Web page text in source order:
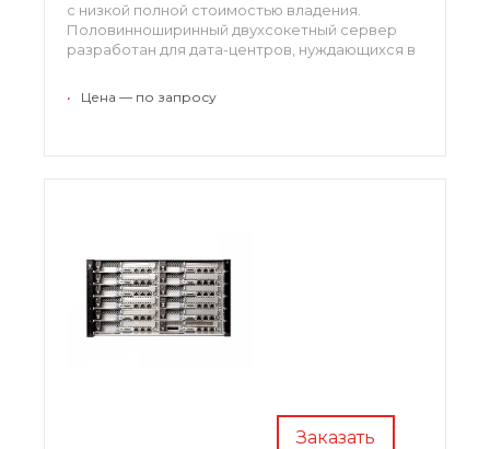
с низкой полной стоимостью владения.
Половинноширинный двухсокетный сервер
разработан для дата-центров, нуждающихся в
• Цена — по запросу
Заказать